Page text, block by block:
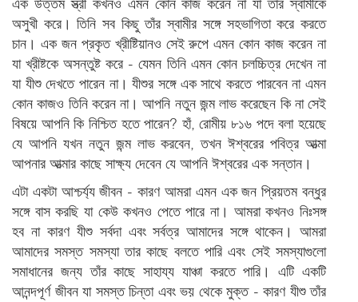
এক উত্তম স্ত্রী কখনও এমন কোন কাজ করেন না যা তাঁর স্বামীকে
অসুখী করে। তিনি সব কিছু তাঁর স্বামীর সঙ্গে সহভাগিতা করে করতে
চান। এক জন প্রকৃত খ্রীষ্টিয়ানও সেই রুপে এমন কোন কাজ করেন না
যা খ্রীষ্টকে অসন্তুষ্ট করে - যেমন তিনি এমন কোন চলচ্চিত্র দেখেন না
যা যীশু দেখতে পারেন না। যীশুর সঙ্গে এক সাথে করতে পারবেন না এমন
কোন কাজও তিনি করেন না। আপনি নতুন জন্ম লাভ করেছেন কি না সেই
বিষয়ে আপনি কি নিশ্চিত হতে পারেন? হাঁ, রোমীয় ৮১৬ পদে বলা হয়েছে
যে আপনি যখন নতুন জন্ম লাভ করবেন, তখন ঈশ্বরের পবিত্র আত্মা
আপনার আত্মার কাছে সাক্ষ্য দেবেন যে আপনি ঈশ্বরের এক সন্তান।
এটা একটা আশ্চর্য্য জীবন - কারণ আমরা এমন এক জন প্রিয়তম বন্ধুর
সঙ্গে বাস করছি যা কেউ কখনও পেতে পারে না। আমরা কখনও নিঃসঙ্গ
হব না কারণ যীশু সর্বদা এবং সর্বত্র আমাদের সঙ্গে থাকেন। আমরা
আমাদের সমস্ত সমস্যা তার কাছে বলতে পারি এবং সেই সমস্যাগুলো
সমাধানের জন্য তাঁর কাছে সাহায্য যাঞ্চা করতে পারি। এটি একটি
আনন্দপূর্ণ জীবন যা সমস্ত চিন্তা এবং ভয় থেকে মুক্ত - কারণ যীশু তাঁর